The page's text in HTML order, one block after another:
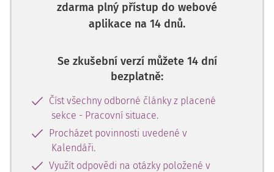
zdarma plný přístup do webové
aplikace na 14 dnů.
Se zkušební verzí můžete 14 dní
bezplatně:
Číst všechny odborné články z placené
sekce - Pracovní situace.
Procházet povinnosti uvedené v
Kalendáři.
Využít odpovědi na otázky položené v